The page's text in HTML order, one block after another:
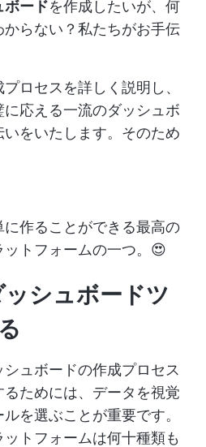
ボードを作成したいが、何
らない？私たちがお手伝
ロセスを詳しく説明し、
応える一流のダッシュボ
をいたします。そのため
作ることができる最高の
トフォームの一つ。😍
シュボードツ
ュボードの作成プロセス
ためには、データを視覚
を選ぶことが重要です。
トフォームは何十種類も